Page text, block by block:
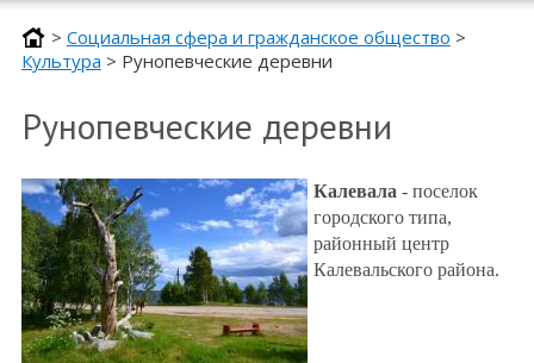
> Социальная сфера и гражданское общество >
Культура > Рунопевческие деревни
Рунопевческие деревни
Калевала - поселок
городского типа,
районный центр
Калевальского района.